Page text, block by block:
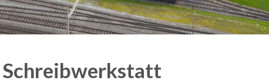
Schreibwerkstatt